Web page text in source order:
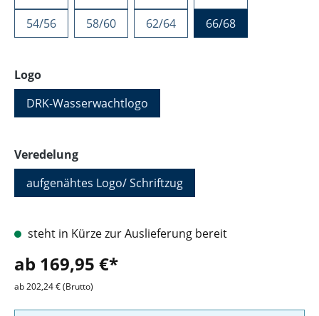
54/56
58/60 62/64 66/68
Logoauswählen
DRK-Wasserwachtlogo
Veredelungauswählen
aufgenähtes Logo/ Schriftzug
steht in Kürze zur Auslieferung bereit
ab 169,95 €*
ab 202,24 € (Brutto)